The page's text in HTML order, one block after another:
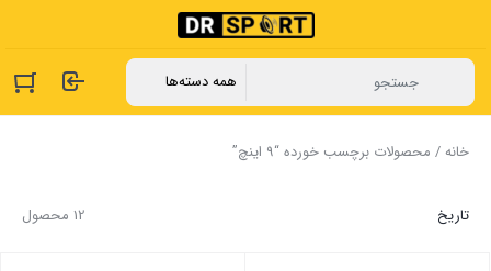
خانه/ محصولات برچسب خورده “9 اینچ”
12 محصول تاریخ